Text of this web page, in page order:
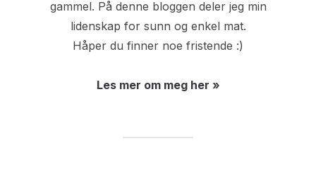
gammel. På denne bloggen deler jeg min
lidenskap for sunn og enkel mat.
Håper du finner noe fristende :)
Les mer om meg her »